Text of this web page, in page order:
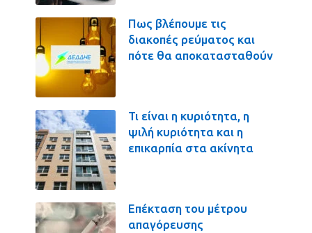
Πως βλέπουμε τις
διακοπές ρεύματος και
πότε θα αποκατασταθούν
Τι είναι η κυριότητα, η
ψιλή κυριότητα και η
επικαρπία στα ακίνητα
Επέκταση του μέτρου
απαγόρευσης